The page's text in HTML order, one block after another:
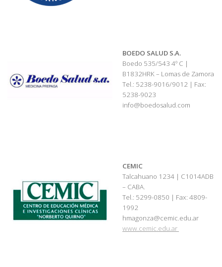
BOEDO SALUD S.A.
Boedo 535/543 4º C |
B1832HRK – Lomas de Zamora
Tel.: 5238-9016/9012 | Fax:
5238-9023
info@boedosalud.com
CEMIC
Talcahuano 1234 | C1014ADB
– CABA.
Tel.: 5299-0850 | Fax: 4809-
1992
hmagonza@cemic.edu.ar
www.cemic.edu.ar